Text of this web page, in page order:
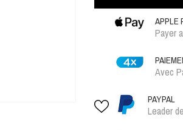
APPLE
Payer
Avec
PAYPAL
Leader